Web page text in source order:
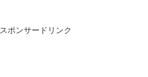
スポンサードリンク